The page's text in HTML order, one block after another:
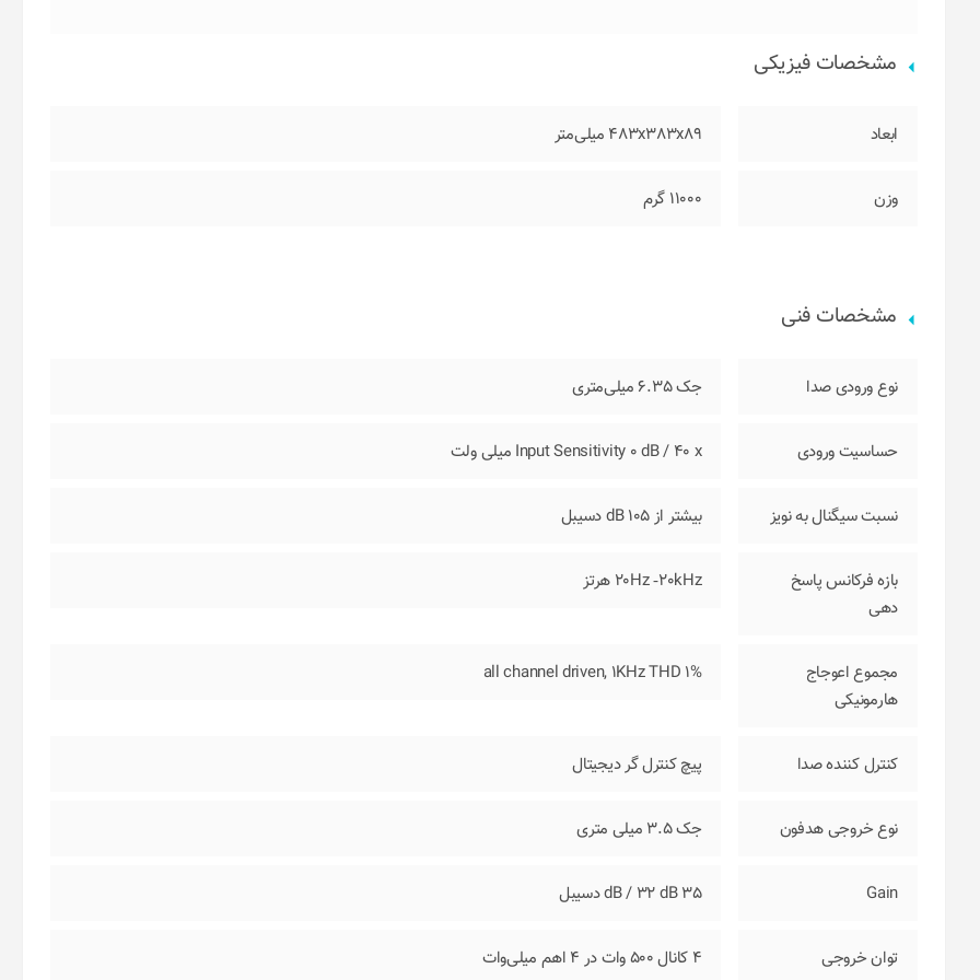
مشخصات فیزیکی
ابعاد 483x383x89 میلی‌متر
وزن 11000 گرم
مشخصات فنی
نوع ورودی صدا جک 6.35 میلی‌متری
حساسیت ورودی Input Sensitivity 0 dB / 40 x میلی ولت
نسبت سیگنال به نویز بيشتر از 105 dB دسیبل
بازه فرکانس پاسخ
دهی
20Hz ‐20kHz هرتز
مجموع اعوجاج
هارمونیکی
all channel driven, 1KHz THD 1%
کنترل کننده صدا پیچ کنترل گر دیجیتال
نوع خروجی هدفون جک 3.5 میلی متری
Gain 35 dB / 32 dB دسیبل
توان خروجی 4 كانال 500 وات در 4 اهم میلی‌وات